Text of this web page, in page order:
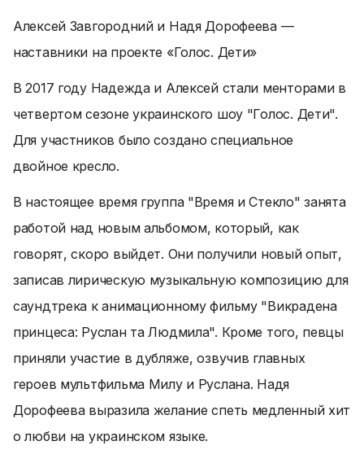
Алексей Завгородний и Надя Дорофеева —
наставники на проекте «Голос. Дети»
В 2017 году Надежда и Алексей стали менторами в
четвертом сезоне украинского шоу "Голос. Дети".
Для участников было создано специальное
двойное кресло.
В настоящее время группа "Время и Стекло" занята
работой над новым альбомом, который, как
говорят, скоро выйдет. Они получили новый опыт,
записав лирическую музыкальную композицию для
саундтрека к анимационному фильму "Викрадена
принцеса: Руслан та Людмила". Кроме того, певцы
приняли участие в дубляже, озвучив главных
героев мультфильма Милу и Руслана. Надя
Дорофеева выразила желание спеть медленный хит
о любви на украинском языке.